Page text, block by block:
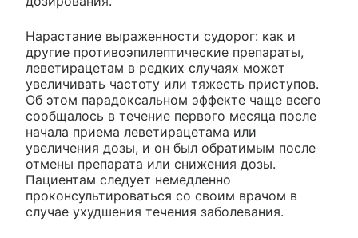
Нарастание выраженности судорог: как и
другие противоэпилептические препараты,
леветирацетам в редких случаях может
увеличивать частоту или тяжесть приступов.
Об этом парадоксальном эффекте чаще всего
сообщалось в течение первого месяца после
начала приема леветирацетама или
увеличения дозы, и он был обратимым после
отмены препарата или снижения дозы.
Пациентам следует немедленно
проконсультироваться со своим врачом в
случае ухудшения течения заболевания.